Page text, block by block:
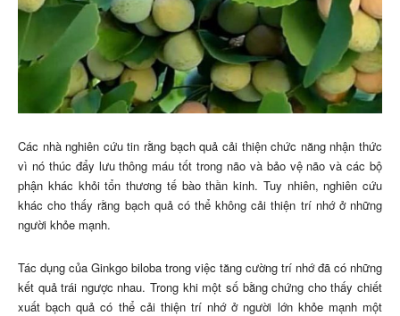
Các nhà nghiên cứu tin rằng bạch quả cải thiện chức năng nhận thức
vì nó thúc đẩy lưu thông máu tốt trong não và bảo vệ não và các bộ
phận khác khỏi tổn thương tế bào thần kinh. Tuy nhiên, nghiên cứu
khác cho thấy rằng bạch quả có thể không cải thiện trí nhớ ở những
người khỏe mạnh.
Tác dụng của Ginkgo biloba trong việc tăng cường trí nhớ đã có những
kết quả trái ngược nhau. Trong khi một số bằng chứng cho thấy chiết
xuất bạch quả có thể cải thiện trí nhớ ở người lớn khỏe mạnh một